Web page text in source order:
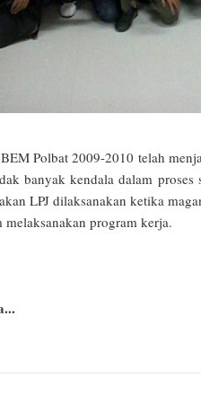
Polbat 2009-2010 telah
banyak kendala dalam
LPJ dilaksanakan ketika
program kerja.